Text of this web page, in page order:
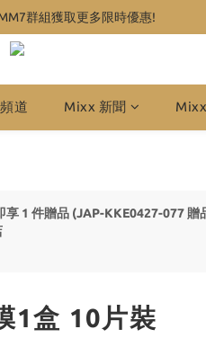
群組獲取更多限時優惠!
道 Mixx 新聞
享 1 件贈品 (JAP-KKE0427-077
1盒 10片裝